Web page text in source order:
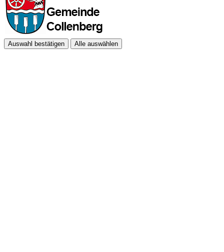
Auswahl bestätigen Alle auswählen